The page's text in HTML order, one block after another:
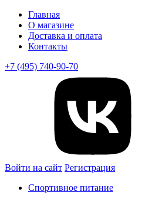
Главная
О магазине
Доставка и оплата
Контакты
+7 (495) 740-90-70
Войти на сайт Регистрация
Спортивное питание